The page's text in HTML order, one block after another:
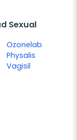
Sexual
Ozonelab
Physalis
Vagisil